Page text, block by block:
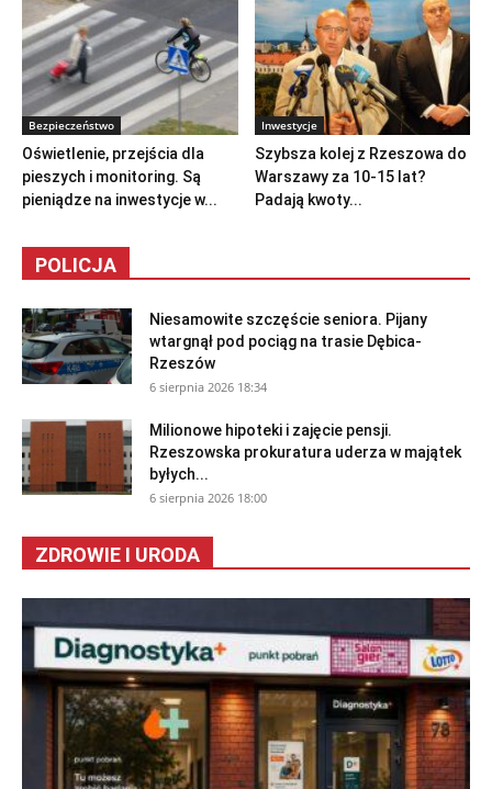
Bezpieczeństwo
Oświetlenie, przejścia dla
pieszych i monitoring. Są
pieniądze na inwestycje w...
Inwestycje
Szybsza kolej z Rzeszowa do
Warszawy za 10-15 lat?
Padają kwoty...
POLICJA
Niesamowite szczęście seniora. Pijany
wtargnął pod pociąg na trasie Dębica-
Rzeszów
6 sierpnia 2026 18:34
Milionowe hipoteki i zajęcie pensji.
Rzeszowska prokuratura uderza w majątek
byłych...
6 sierpnia 2026 18:00
ZDROWIE I URODA